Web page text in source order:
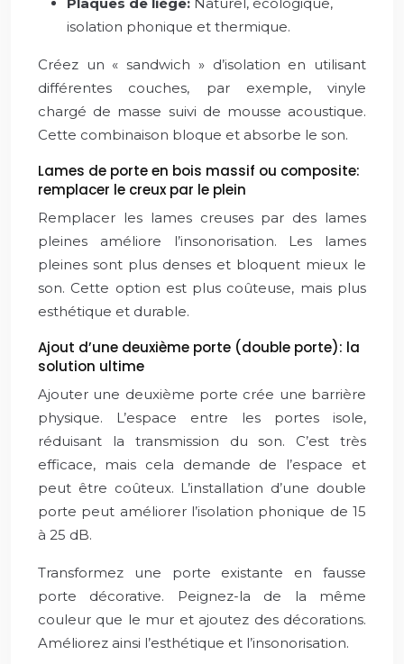
isolation phonique et thermique.
Créez un « sandwich » d’isolation en utilisant
différentes couches, par exemple, vinyle
chargé de masse suivi de mousse acoustique.
Cette combinaison bloque et absorbe le son.
Lames de porte en bois massif ou composite:
remplacer le creux par le plein
Remplacer les lames creuses par des lames
pleines améliore l’insonorisation. Les lames
pleines sont plus denses et bloquent mieux le
son. Cette option est plus coûteuse, mais plus
esthétique et durable.
Ajout d’une deuxième porte (double porte): la
solution ultime
Ajouter une deuxième porte crée une barrière
physique. L’espace entre les portes isole,
réduisant la transmission du son. C’est très
efficace, mais cela demande de l’espace et
peut être coûteux. L’installation d’une double
porte peut améliorer l’isolation phonique de 15
à 25 dB.
Transformez une porte existante en fausse
porte décorative. Peignez-la de la même
couleur que le mur et ajoutez des décorations.
Améliorez ainsi l’esthétique et l’insonorisation.